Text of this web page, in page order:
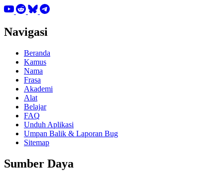
Navigasi
Beranda
Kamus
Nama
Frasa
Akademi
Alat
Belajar
FAQ
Unduh Aplikasi
Umpan Balik & Laporan Bug
Sitemap
Sumber Daya